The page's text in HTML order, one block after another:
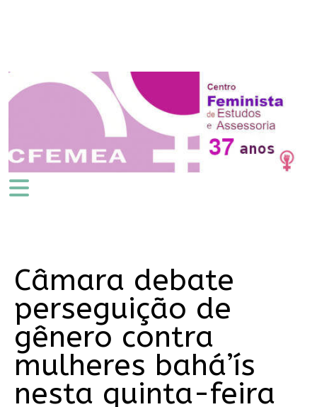
Câmara debate
perseguição de
gênero contra
mulheres bahá’ís
nesta quinta-feira